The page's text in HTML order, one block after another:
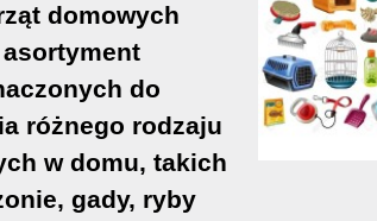
domowych
do
różnego rodzaju
w domu, takich
gady, ryby